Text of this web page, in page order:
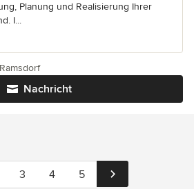
Planung und Realisierung Ihrer
I...
Nachricht
3 4 5